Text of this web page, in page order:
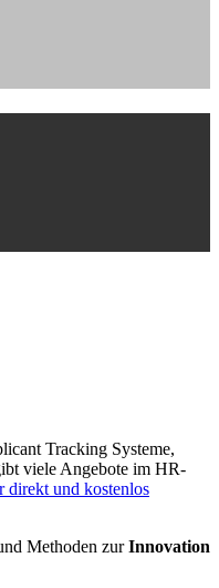
Tracking Systeme,
viele Angebote im HR-
direkt und kostenlos
Methoden zurInnovation